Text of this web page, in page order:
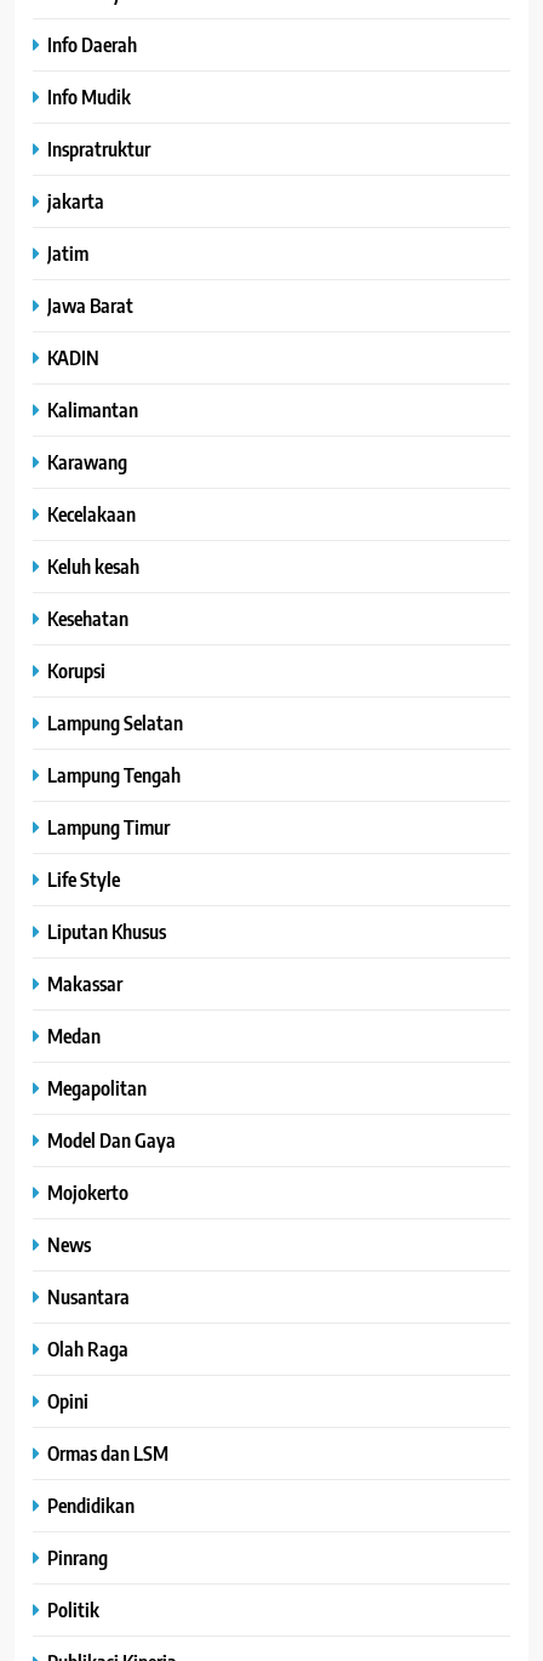
Info Daerah
Info Mudik
Inspratruktur
jakarta
Jatim
Jawa Barat
KADIN
Kalimantan
Karawang
Kecelakaan
Keluh kesah
Kesehatan
Korupsi
Lampung Selatan
Lampung Tengah
Lampung Timur
Life Style
Liputan Khusus
Makassar
Medan
Megapolitan
Model Dan Gaya
Mojokerto
News
Nusantara
Olah Raga
Opini
Ormas dan LSM
Pendidikan
Pinrang
Politik